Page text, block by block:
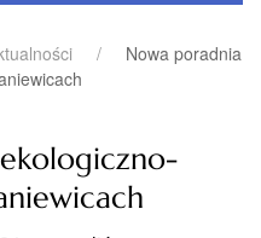
Nowa poradnia